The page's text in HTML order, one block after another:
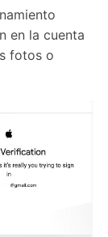
en la cuenta
fotos o